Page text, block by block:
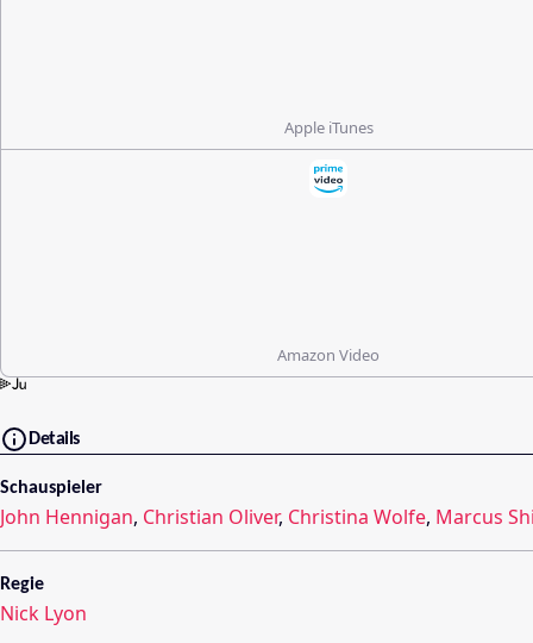
Apple iTunes
Amazon Video
Details
Schauspieler
John Hennigan, Christian Oliver, Christina Wolfe, Marcus
Regie
Nick Lyon